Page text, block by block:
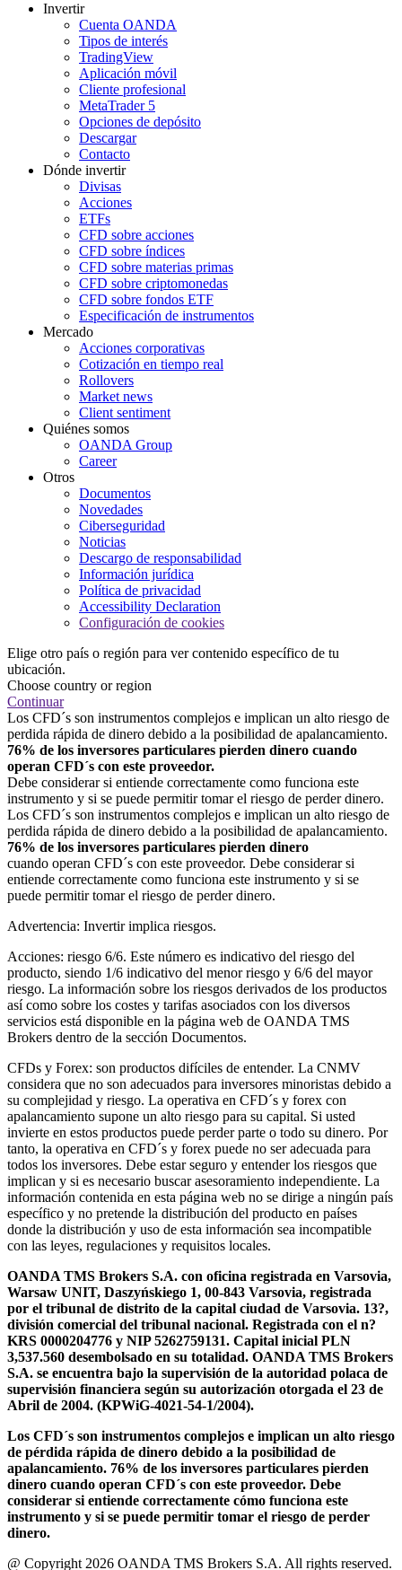
Invertir
Cuenta OANDA
Tipos de interés
TradingView
Aplicación móvil
Cliente profesional
MetaTrader 5
Opciones de depósito
Descargar
Contacto
Dónde invertir
Divisas
Acciones
ETFs
CFD sobre acciones
CFD sobre índices
CFD sobre materias primas
CFD sobre criptomonedas
CFD sobre fondos ETF
Especificación de instrumentos
Mercado
Acciones corporativas
Cotización en tiempo real
Rollovers
Market news
Client sentiment
Quiénes somos
OANDA Group
Career
Otros
Documentos
Novedades
Ciberseguridad
Noticias
Descargo de responsabilidad
Información jurídica
Política de privacidad
Accessibility Declaration
Configuración de cookies
Elige otro país o región para ver contenido específico de tu
ubicación.
Choose country or region
Continuar
Los CFD´s son instrumentos complejos e implican un alto riesgo de
perdida rápida de dinero debido a la posibilidad de apalancamiento.
76% de los inversores particulares pierden dinero cuando
operan CFD´s con este proveedor.
Debe considerar si entiende correctamente como funciona este
instrumento y si se puede permitir tomar el riesgo de perder dinero.
Los CFD´s son instrumentos complejos e implican un alto riesgo de
perdida rápida de dinero debido a la posibilidad de apalancamiento.
76% de los inversores particulares pierden dinero
cuando operan CFD´s con este proveedor. Debe considerar si
entiende correctamente como funciona este instrumento y si se
puede permitir tomar el riesgo de perder dinero.
Advertencia: Invertir implica riesgos.
Acciones: riesgo 6/6. Este número es indicativo del riesgo del
producto, siendo 1/6 indicativo del menor riesgo y 6/6 del mayor
riesgo. La información sobre los riesgos derivados de los productos
así como sobre los costes y tarifas asociados con los diversos
servicios está disponible en la página web de OANDA TMS
Brokers dentro de la sección Documentos.
CFDs y Forex: son productos difíciles de entender. La CNMV
considera que no son adecuados para inversores minoristas debido a
su complejidad y riesgo. La operativa en CFD´s y forex con
apalancamiento supone un alto riesgo para su capital. Si usted
invierte en estos productos puede perder parte o todo su dinero. Por
tanto, la operativa en CFD´s y forex puede no ser adecuada para
todos los inversores. Debe estar seguro y entender los riesgos que
implican y si es necesario buscar asesoramiento independiente. La
información contenida en esta página web no se dirige a ningún país
específico y no pretende la distribución del producto en países
donde la distribución y uso de esta información sea incompatible
con las leyes, regulaciones y requisitos locales.
OANDA TMS Brokers S.A. con oficina registrada en Varsovia,
Warsaw UNIT, Daszyńskiego 1, 00-843 Varsovia, registrada
por el tribunal de distrito de la capital ciudad de Varsovia. 13?,
división comercial del tribunal nacional. Registrada con el n?
KRS 0000204776 y NIP 5262759131. Capital inicial PLN
3,537.560 desembolsado en su totalidad. OANDA TMS Brokers
S.A. se encuentra bajo la supervisión de la autoridad polaca de
supervisión financiera según su autorización otorgada el 23 de
Abril de 2004. (KPWiG-4021-54-1/2004).
Los CFD´s son instrumentos complejos e implican un alto riesgo
de pérdida rápida de dinero debido a la posibilidad de
apalancamiento. 76% de los inversores particulares pierden
dinero cuando operan CFD´s con este proveedor. Debe
considerar si entiende correctamente cómo funciona este
instrumento y si se puede permitir tomar el riesgo de perder
dinero.
@ Copyright 2026 OANDA TMS Brokers S.A. All rights reserved.